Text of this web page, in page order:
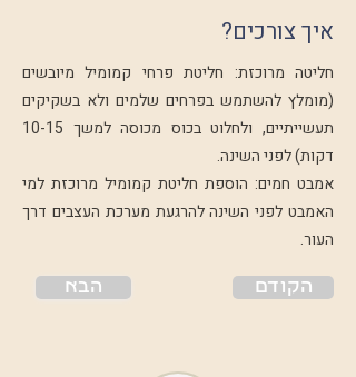
איך צורכים?
חליטה מרוכזת: חליטת פרחי קמומיל מיובשים
(מומלץ להשתמש בפרחים שלמים ולא בשקיקים
תעשייתיים, ולחלוט בכוס מכוסה למשך 10-15
דקות) לפני השינה.
אמבט חמים: הוספת חליטת קמומיל מרוכזת למי
האמבט לפני השינה להרגעת מערכת העצבים דרך
העור.
הבא הקודם